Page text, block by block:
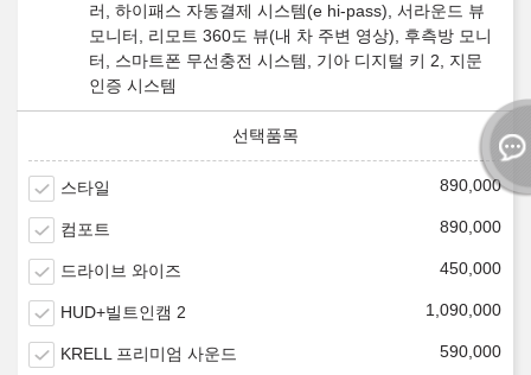
러, 하이패스 자동결제 시스템(e hi-pass), 서라운드 뷰
모니터, 리모트 360도 뷰(내 차 주변 영상), 후측방 모니
터, 스마트폰 무선충전 시스템, 기아 디지털 키 2, 지문
인증 시스템
스타일 890,000
컴포트 890,000
드라이브 와이즈 450,000
HUD+빌트인캠 2 1,090,000
KRELL 프리미엄 사운드 590,000